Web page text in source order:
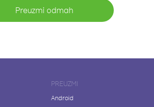
Preuzmi odmah
PREUZMI
Android